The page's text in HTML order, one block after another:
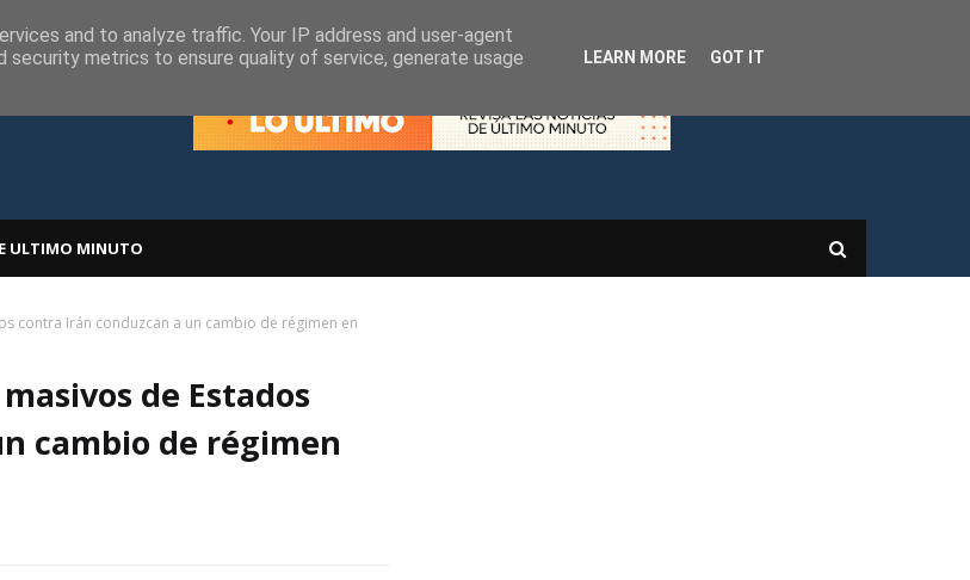
ULTIMO MINUTO
contra Irán conduzcan a un cambio de régimen en
de Estados
cambio de régimen
and to analyze traffic. Your IP address and user-agent
security metrics to ensure quality of service, generate usage
LEARN MORE GOT IT